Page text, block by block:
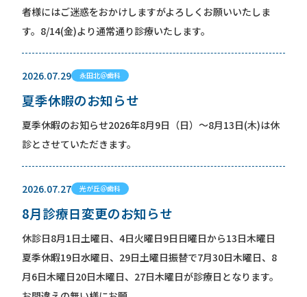
者様にはご迷惑をおかけしますがよろしくお願いいたしま
す。8/14(金)より通常通り診療いたします。
2026.07.29 永田北＠歯科
夏季休暇のお知らせ
夏季休暇のお知らせ2026年8月9日（日）〜8月13日(木)は休
診とさせていただきます。
2026.07.27 光が丘＠歯科
8月診療日変更のお知らせ
休診日8月1日土曜日、4日火曜日9日日曜日から13日木曜日
夏季休暇19日水曜日、29日土曜日振替で7月30日木曜日、8
月6日木曜日20日木曜日、27日木曜日が診療日となります。